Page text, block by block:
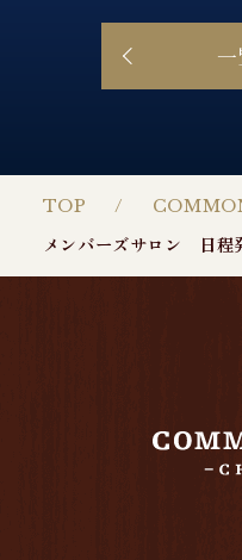
TOP
メンバーズサロン 日程